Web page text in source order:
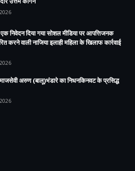
निवेदन दिया गया सोशल मीडिया पर आपत्तिजनक
करने वाली नाजिया इलाही महिला के खिलाफ कार्रवाई
अरुण (बालू)भंडारे का निधनकिनवट के प्रसिद्ध